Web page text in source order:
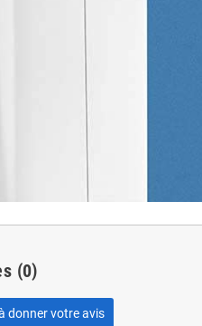
(0)
donner votre avis